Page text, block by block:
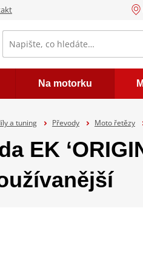
Na motorku
a tuning Převody Moto řetězy
EK